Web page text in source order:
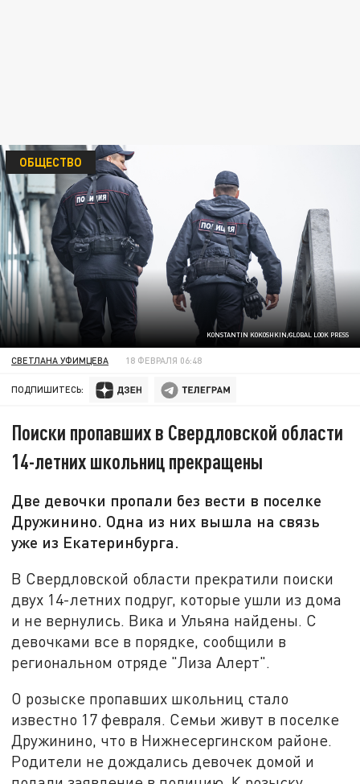
KONSTANTIN KOKOSHKIN/GLOBAL LOOK PRESS
ОБЩЕСТВО
СВЕТЛАНА УФИМЦЕВА 18 ФЕВРАЛЯ 06:48
ПОДПИШИТЕСЬ:
Поиски пропавших в Свердловской области
14-летних школьниц прекращены
Две девочки пропали без вести в поселке
Дружинино. Одна из них вышла на связь
уже из Екатеринбурга.
В Свердловской области прекратили поиски
двух 14-летних подруг, которые ушли из дома
и не вернулись. Вика и Ульяна найдены. С
девочками все в порядке, сообщили в
региональном отряде "Лиза Алерт".
О розыске пропавших школьниц стало
известно 17 февраля. Семьи живут в поселке
Дружинино, что в Нижнесергинском районе.
Родители не дождались девочек домой и